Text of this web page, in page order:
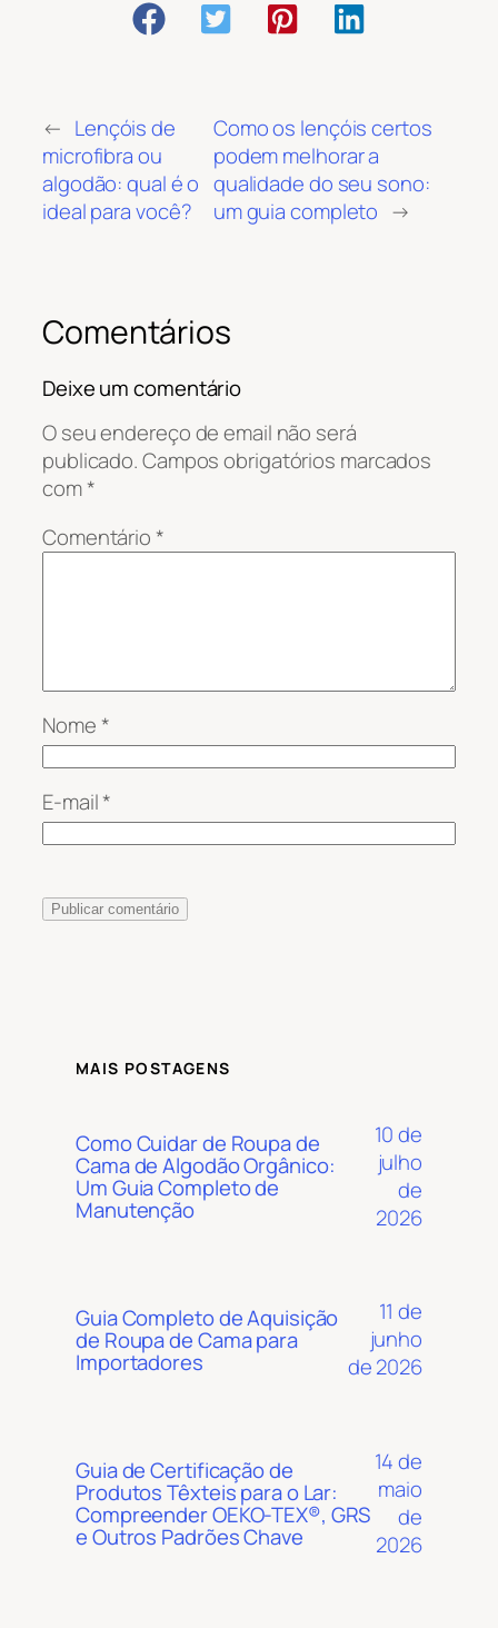
← Lençóis de
microfibra ou
algodão: qual é o
ideal para você?
Como os lençóis certos
podem melhorar a
qualidade do seu sono:
um guia completo →
Comentários
Deixe um comentário
O seu endereço de email não será
publicado.Campos obrigatórios marcados
com*
Comentário*
Nome*
E-mail*
MAIS POSTAGENS
Como Cuidar de Roupa de
Cama de Algodão Orgânico:
Um Guia Completo de
Manutenção
10 de
julho
de
2026
Guia Completo de Aquisição
de Roupa de Cama para
Importadores
11 de
junho
de 2026
Guia de Certificação de
Produtos Têxteis para o Lar:
Compreender OEKO-TEX®, GRS
e Outros Padrões Chave
14 de
maio
de
2026